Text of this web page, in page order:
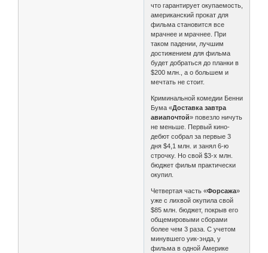
что гарантирует окупаемость,
американский прокат для
фильма становится все
мрачнее и мрачнее. При
таком падении, лучшим
достижением для фильма
будет добраться до планки в
$200 млн., а о большем и
мечтать не стоит.
Криминальной комедии Бенни
Бума «Доставка завтра
авиапочтой» повезло ничуть
не меньше. Первый кино-
дебют собрал за первые 3
дня $4,1 млн. и занял 6-ю
строчку. Но свой $3-х млн.
бюджет фильм практически
окупил.
Четвертая часть «Форсажа»
уже с лихвой окупила свой
$85 млн. бюджет, покрыв его
общемировыми сборами
более чем 3 раза. С учетом
минувшего уик-энда, у
фильма в одной Америке